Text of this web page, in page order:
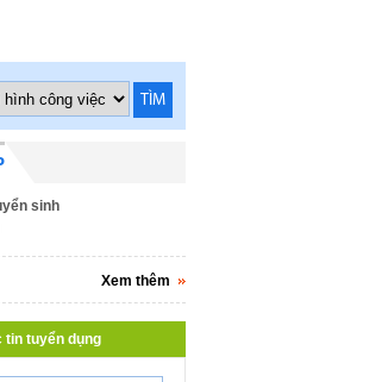
TÌM
sinh
Xem thêm
tin tuyển dụng